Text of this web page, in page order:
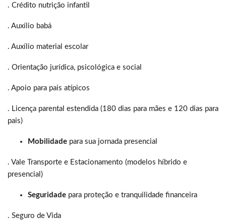
. Crédito nutrição infantil
. Auxílio babá
. Auxílio material escolar
. Orientação jurídica, psicológica e social
. Apoio para pais atípicos
. Licença parental estendida (180 dias para mães e 120 dias para
pais)
Mobilidade para sua jornada presencial
. Vale Transporte e Estacionamento (modelos híbrido e
presencial)
Seguridade para proteção e tranquilidade financeira
. Seguro de Vida